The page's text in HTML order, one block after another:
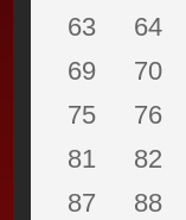
63
64
69
70
75
76
81
82
87
88